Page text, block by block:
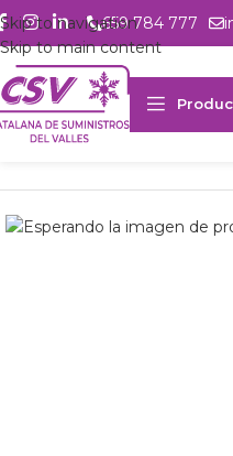
Skip to navigation
Skip to main content
659 784 777
Inicio Productos